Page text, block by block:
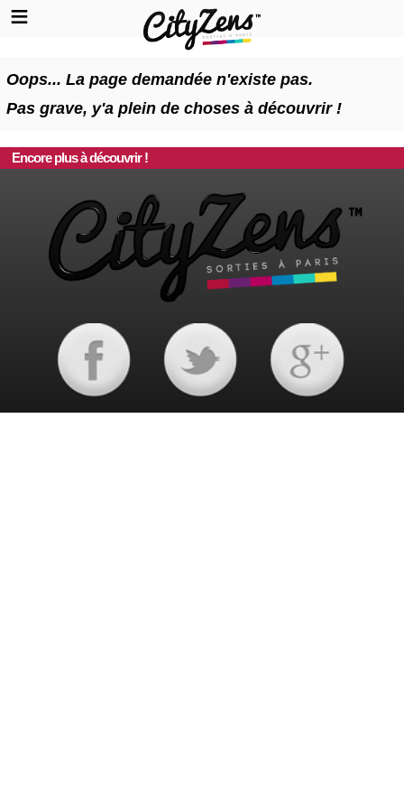
Oops... La page demandée n'existe pas.
Pas grave, y'a plein de choses à découvrir !
Encore plus à découvrir !